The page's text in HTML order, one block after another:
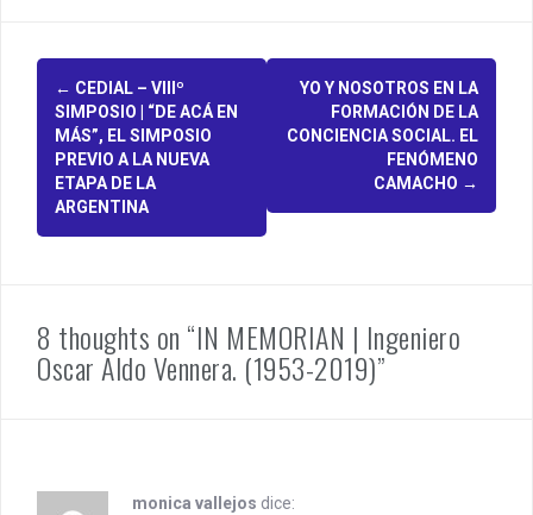
P
t
v
i
a
← CEDIAL – VIIIº
SIMPOSIO | “DE ACÁ EN
MÁS”, EL SIMPOSIO
PREVIO A LA NUEVA
ETAPA DE LA
ARGENTINA
YO Y NOSOTROS EN LA
FORMACIÓN DE LA
CONCIENCIA SOCIAL. EL
FENÓMENO
CAMACHO →
8 thoughts on “IN MEMORIAN | Ingeniero
Oscar Aldo Vennera. (1953-2019)”
monica vallejos dice: